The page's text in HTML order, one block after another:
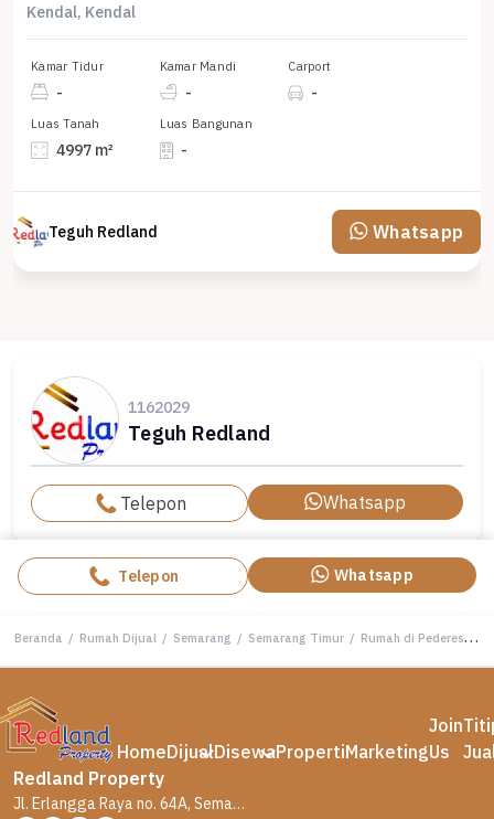
Kendal, Kendal
Kamar Tidur
-
Kamar Mandi
-
Carport
-
Luas Tanah
4997 m²
Luas Bangunan
-
Teguh Redland Whatsapp
1162029
Teguh Redland
Telepon Whatsapp
Telepon Whatsapp
Beranda / Rumah Dijual / Semarang / Semarang Timur / Rumah di Pederesan, Semarang Hl 5524
HomeDijualDisewaPropertiMarketing
Join
Us
Redland Property
Jl. Erlangga Raya no. 64A, Semarang